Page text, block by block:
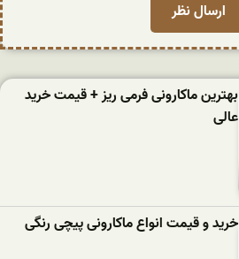
بهترین ماکارونی فرمی ریز + قیمت خرید
عالی
خرید و قیمت انواع ماکارونی پیچی رنگی